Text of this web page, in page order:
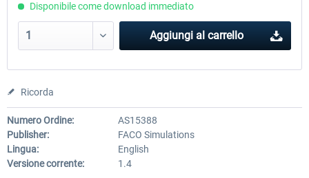
Disponibile come download immediato
Aggiungi al carrello
Ricorda
Numero Ordine:
AS15388
Publisher:
FACO Simulations
Lingua:
English
Versione corrente:
1.4